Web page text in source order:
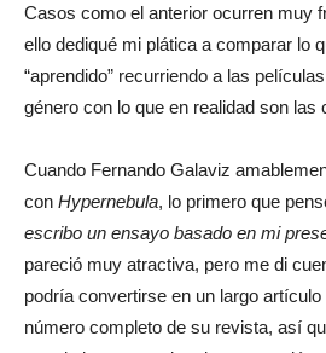
Casos como el anterior ocurren muy
ello dediqué mi plática a comparar lo
“aprendido” recurriendo a las
género con lo que en realidad son las
Cuando Fernando Galaviz
con Hypernebula, lo primero que
escribo un ensayo basado en mi
pareció muy atractiva, pero me di
podría convertirse en un largo
número completo de su revista, así